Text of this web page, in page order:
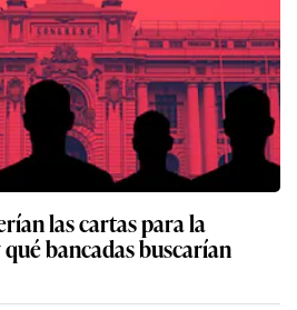
las cartas para la
bancadas buscarían